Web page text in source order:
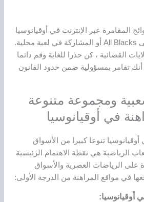
المقامرة عبر الإنترنت في أوقيانوسيا
أمرا ضروريا للمراهنة على All Blacks أو المشاركة في لعبة محلية.
القضائية ، كن حذرا للغاية وقم دائما
أنك تقامر بمسؤولية ضمن حدود القانون
ومجموعة متنوعة
في أوقيانوسيا
تنوعا كبيرا من الأسواق
الرياضية هي نقطة الاهتمام الرئيسية
على الرياضات العصرية والأسواق
في مواقع المراهنة من الدرجة الأولى:
أوقيانوسيا: